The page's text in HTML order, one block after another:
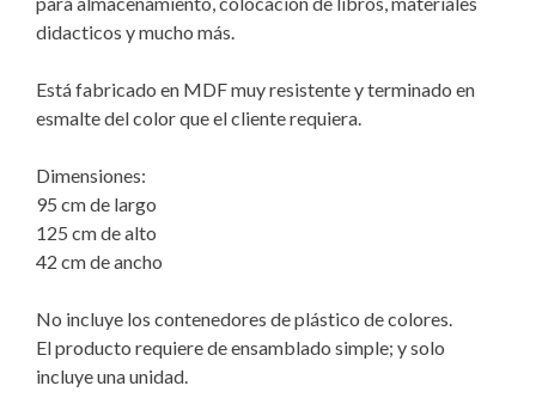
didacticos y mucho más.
Está fabricado en MDF muy resistente y terminado en
esmalte del color que el cliente requiera.
Dimensiones:
95 cm de largo
125 cm de alto
42 cm de ancho
No incluye los contenedores de plástico de colores.
El producto requiere de ensamblado simple; y solo
incluye una unidad.